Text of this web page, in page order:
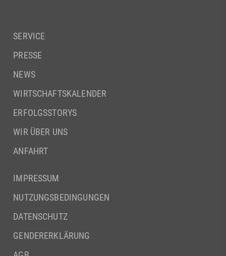
SERVICE
PRESSE
NEWS
WIRTSCHAFTSKALENDER
ERFOLGSSTORYS
WIR ÜBER UNS
ANFAHRT
IMPRESSUM
NUTZUNGSBEDINGUNGEN
DATENSCHUTZ
GENDERERKLÄRUNG